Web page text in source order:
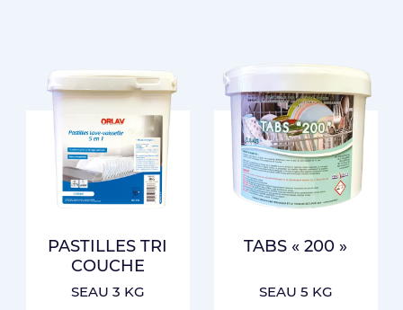
PASTILLES TRI
COUCHE
SEAU 3 KG
TABS « 200 »
SEAU 5 KG